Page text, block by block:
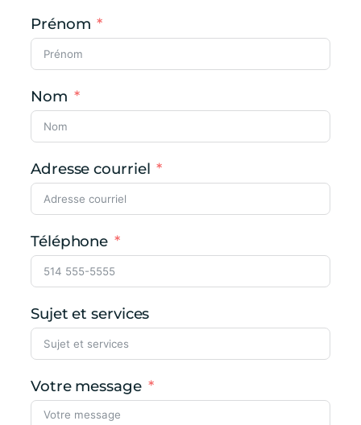
Prénom
Nom
Adresse courriel
Téléphone
Sujet et services
Votre message